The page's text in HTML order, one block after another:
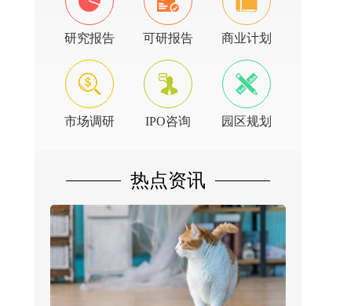
研究报告 可研报告 商业计划
市场调研 IPO咨询 园区规划
热点资讯